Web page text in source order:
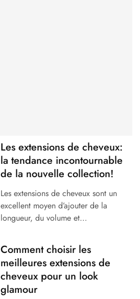
Les extensions de cheveux:
la tendance incontournable
de la nouvelle collection!
Les extensions de cheveux sont un
excellent moyen d’ajouter de la
longueur, du volume et…
Comment choisir les
meilleures extensions de
cheveux pour un look
glamour